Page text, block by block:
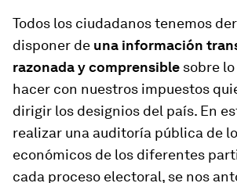
Todos los ciudadanos tenemos
disponer de una información
razonada y comprensible sobre
hacer con nuestros impuestos
dirigir los designios del país. En
realizar una auditoría pública de
económicos de los diferentes
cada proceso electoral, se nos